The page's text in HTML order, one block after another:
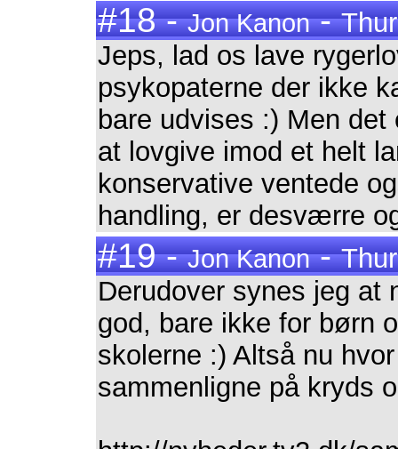
#18 -Jon Kanon-
Jeps, lad os lave
psykopaterne der ikke
bare udvises :) Men
at lovgive imod et helt
konservative ventede
handling, er desværre
#19 -Jon Kanon-
Derudover synes jeg at
god, bare ikke for børn
skolerne :) Altså nu
sammenligne på kryds